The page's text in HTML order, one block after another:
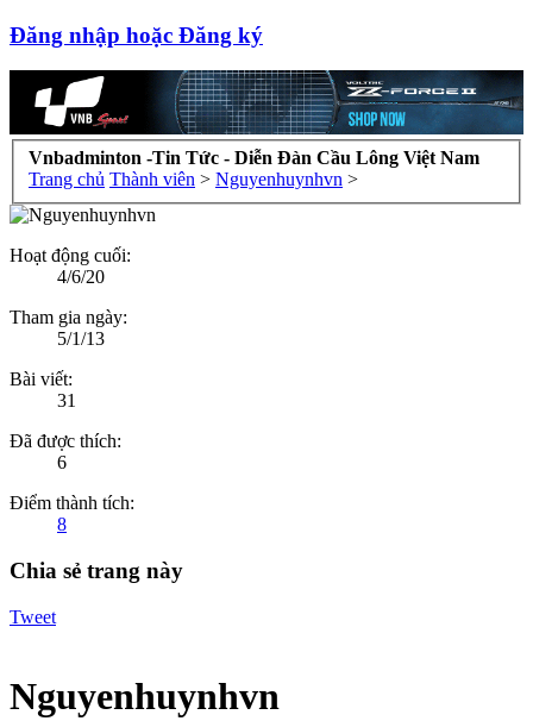
Đăng nhập hoặc Đăng ký
Vnbadminton -Tin Tức - Diễn Đàn Cầu Lông Việt Nam
Trang chủ Thành viên > Nguyenhuynhvn >
Hoạt động cuối:
4/6/20
Tham gia ngày:
5/1/13
Bài viết:
31
Đã được thích:
6
Điểm thành tích:
8
Chia sẻ trang này
Tweet
Nguyenhuynhvn